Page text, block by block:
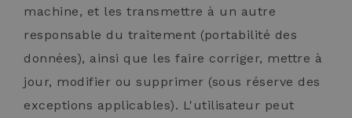
machine, et les transmettre à un autre
responsable du traitement (portabilité des
données), ainsi que les faire corriger, mettre à
jour, modifier ou supprimer (sous réserve des
exceptions applicables). L'utilisateur peut